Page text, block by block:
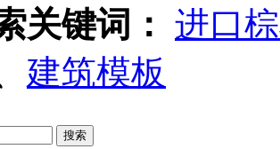
关键词： 进口
建筑模板